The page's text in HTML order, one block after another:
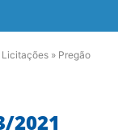
Licitações » Pregão
2021